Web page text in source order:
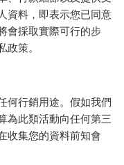
資料，即表示您已同意
會採取實際可行的步
策。
何行銷用途。假如我們
為此類活動向任何第三
收集您的資料前知會